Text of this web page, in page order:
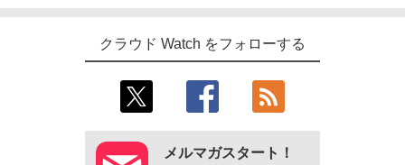
クラウド Watch をフォローする
メルマガスタート！